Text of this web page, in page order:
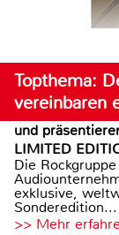
Topthema:
vereinbaren
und
LIMITED
Die
exklusive,
Sonderedition...
>> Mehr